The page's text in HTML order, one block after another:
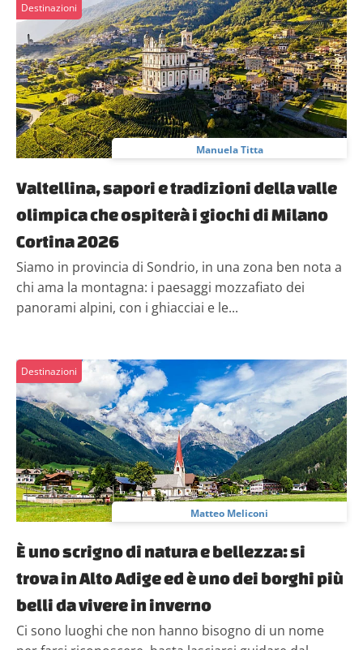
Destinazioni
Manuela Titta
Valtellina, sapori e tradizioni della valle
olimpica che ospiterà i giochi di Milano
Cortina 2026
Siamo in provincia di Sondrio, in una zona ben nota a
chi ama la montagna: i paesaggi mozzafiato dei
panorami alpini, con i ghiacciai e le...
Destinazioni
Matteo Meliconi
È uno scrigno di natura e bellezza: si
trova in Alto Adige ed è uno dei borghi più
belli da vivere in inverno
Ci sono luoghi che non hanno bisogno di un nome